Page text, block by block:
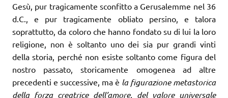
Gesù, pur tragicamente sconfitto a Gerusalemme nel 36
d.C., e pur tragicamente obliato persino, e talora
soprattutto, da coloro che hanno fondato su di lui la loro
religione, non è soltanto uno dei sia pur grandi vinti
della storia, perché non esiste soltanto come figura del
nostro passato, storicamente omogenea ad altre
precedenti e successive, ma è la figurazione metastorica
della forza creatrice dell’amore, del valore universale